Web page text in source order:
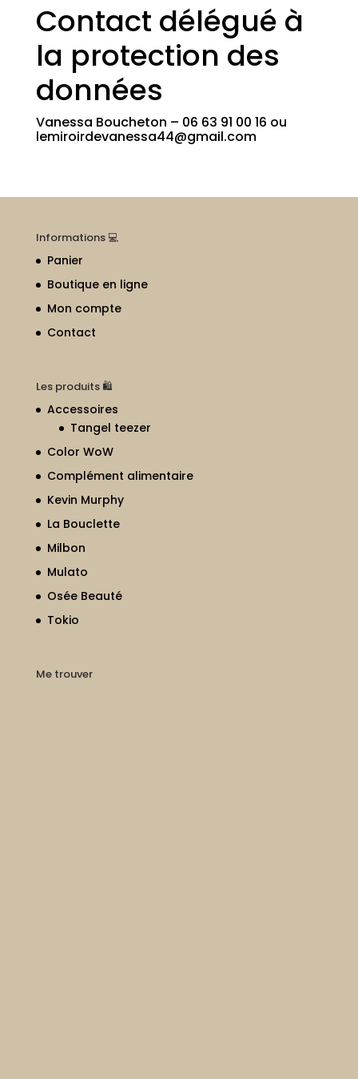
Contact délégué à
la protection des
données
Vanessa Boucheton – 06 63 91 00 16 ou
lemiroirdevanessa44@gmail.com
Informations 💻
Panier
Boutique en ligne
Mon compte
Contact
Les produits 🛍
Accessoires
Tangel teezer
Color WoW
Complément alimentaire
Kevin Murphy
La Bouclette
Milbon
Mulato
Osée Beauté
Tokio
Me trouver